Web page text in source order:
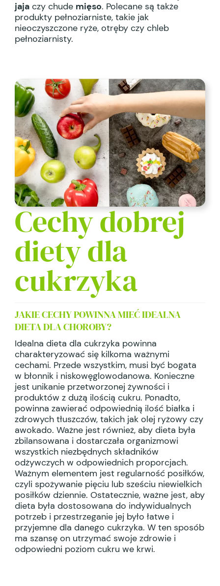
jaja czy chude mięso. Polecane są także
produkty pełnoziarniste, takie jak
nieoczyszczone ryże, otręby czy chleb
pełnoziarnisty.
Cechy dobrej
diety dla
cukrzyka
JAKIE CECHY POWINNA MIEĆ IDEALNA
DIETA DLA CHOROBY?
Idealna dieta dla cukrzyka powinna
charakteryzować się kilkoma ważnymi
cechami. Przede wszystkim, musi być bogata
w błonnik i niskowęglowodanowa. Konieczne
jest unikanie przetworzonej żywności i
produktów z dużą ilością cukru. Ponadto,
powinna zawierać odpowiednią ilość białka i
zdrowych tłuszczów, takich jak olej ryżowy czy
awokado. Ważne jest również, aby dieta była
zbilansowana i dostarczała organizmowi
wszystkich niezbędnych składników
odżywczych w odpowiednich proporcjach.
Ważnym elementem jest regularność posiłków,
czyli spożywanie pięciu lub sześciu niewielkich
posiłków dziennie. Ostatecznie, ważne jest, aby
dieta była dostosowana do indywidualnych
potrzeb i przestrzeganie jej było łatwe i
przyjemne dla danego cukrzyka. W ten sposób
ma szansę on utrzymać swoje zdrowie i
odpowiedni poziom cukru we krwi.